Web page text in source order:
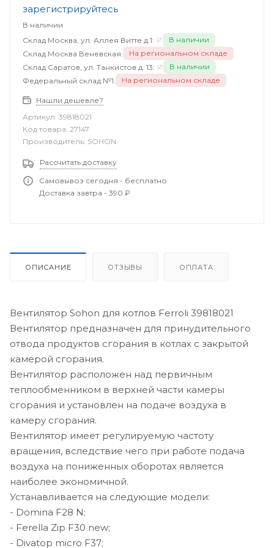
зарегистрируйтесь
В наличии
Склад Москва, ул. Аллея Витте д.1:
В наличии
Склад Москва Веневская:
На региональном складе
Склад Саратов, ул. Танкистов д. 13:
В наличии
Федеральный склад №1:
На региональном складе
Нашли дешевле?
Артикул: 39818021
Код товара: 27147
Производитель: SOHON
Рассчитать доставку
Самовывоз сегодня - бесплатно
Доставка завтра - 390 ₽
ОПИСАНИЕ ОТЗЫВЫ ОПЛАТА
Вентилятор Sohon для котлов Ferroli 39818021
Вентилятор предназначен для принудительного
отвода продуктов сгорания в котлах с закрытой
камерой сгорания.
Вентилятор расположен над первичным
теплообменником в верхней части камеры
сгорания и установлен на подаче воздуха в
камеру сгорания.
Вентилятор имеет регулируемую частоту
вращения, вследствие чего при работе подача
воздуха на пониженных оборотах является
наиболее экономичной.
Устанавливается на следующие модели:
- Domina F28 N;
- Ferella Zip F30 new;
- Divatop micro F37;